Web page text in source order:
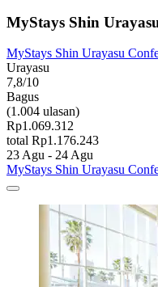
MyStays Shin
MyStays Shin Urayasu
Urayasu
7,8/10
Bagus
(1.004 ulasan)
Rp1.069.312
total Rp1.176.243
23 Agu - 24 Agu
MyStays Shin Urayasu